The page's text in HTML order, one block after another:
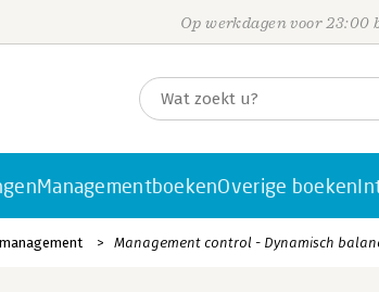
Op werkdagen voor 23:00
ManagementboekenOverige boeken
Management control - Dynamisch